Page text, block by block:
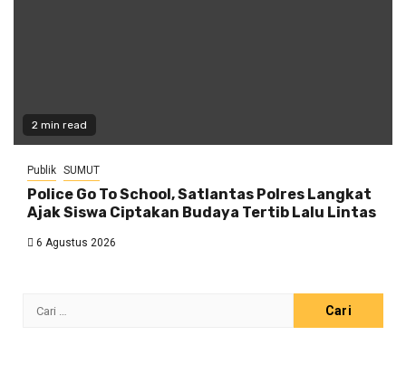
2 min read
Publik SUMUT
Police Go To School, Satlantas Polres Langkat
Ajak Siswa Ciptakan Budaya Tertib Lalu Lintas
6 Agustus 2026
Cari